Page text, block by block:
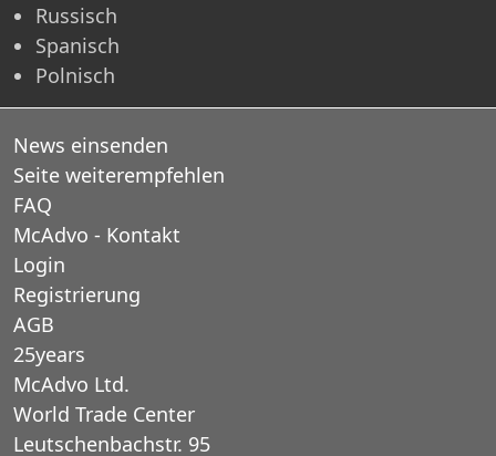
Russisch
Spanisch
Polnisch
News einsenden
Seite weiterempfehlen
FAQ
McAdvo - Kontakt
Login
Registrierung
AGB
25years
McAdvo Ltd.
World Trade Center
Leutschenbachstr. 95